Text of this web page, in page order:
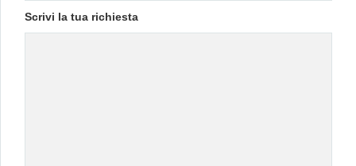
Scrivi la tua richiesta